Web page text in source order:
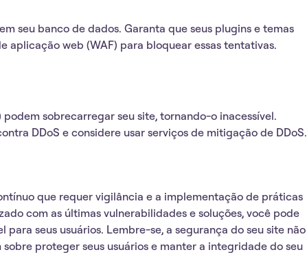
seu banco de dados. Garanta que seus plugins e temas
aplicação web (WAF) para bloquear essas tentativas.
sobrecarregar seu site, tornando-o inacessível.
DDoS e considere usar serviços de mitigação de DDoS.
que requer vigilância e a implementação de práticas
com as últimas vulnerabilidades e soluções, você pode
seus usuários. Lembre-se, a segurança do seu site não
proteger seus usuários e manter a integridade do seu